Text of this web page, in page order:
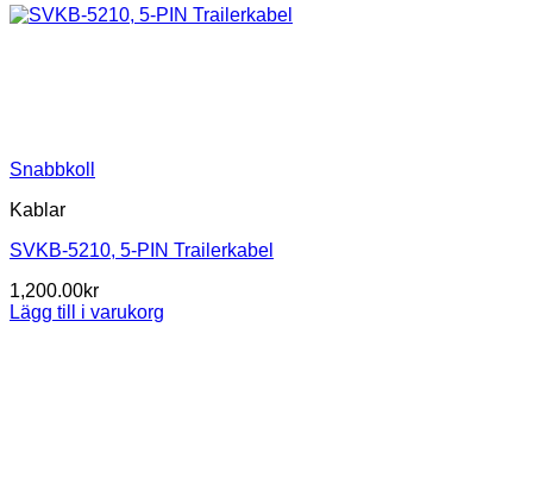
Snabbkoll
Kablar
SVKB-5210, 5-PIN Trailerkabel
1,200.00kr
Lägg till i varukorg